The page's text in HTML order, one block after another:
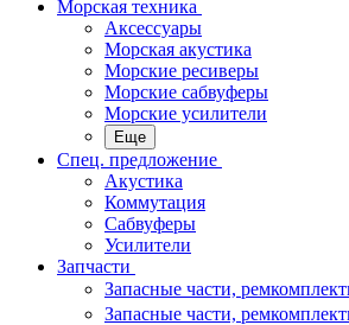
Морская техника
Аксессуары
Морская акустика
Морские ресиверы
Морские сабвуферы
Морские усилители
Еще
Спец. предложение
Акустика
Коммутация
Сабвуферы
Усилители
Запчасти
Запасные части,
Запасные части,